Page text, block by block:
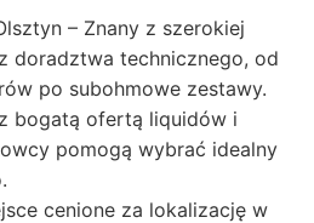
– Znany z szerokiej
doradztwa technicznego, od
po subohmowe zestawy.
bogatą ofertą liquidów i
pomogą wybrać idealny
cenione za lokalizację w